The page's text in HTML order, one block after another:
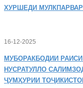
ХУРШЕДИ
16-12-2025
МУБОРАКБОДИИ
НУСРАТУЛЛО
ҶУМҲУРИИ